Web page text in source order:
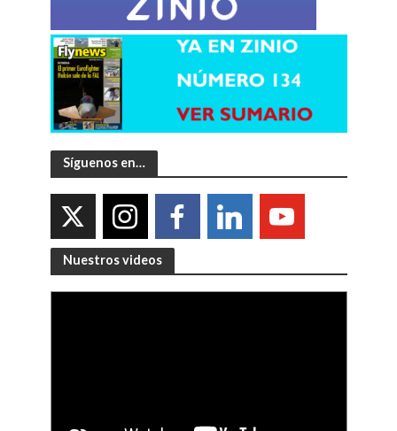
Síguenos en…
Nuestros videos